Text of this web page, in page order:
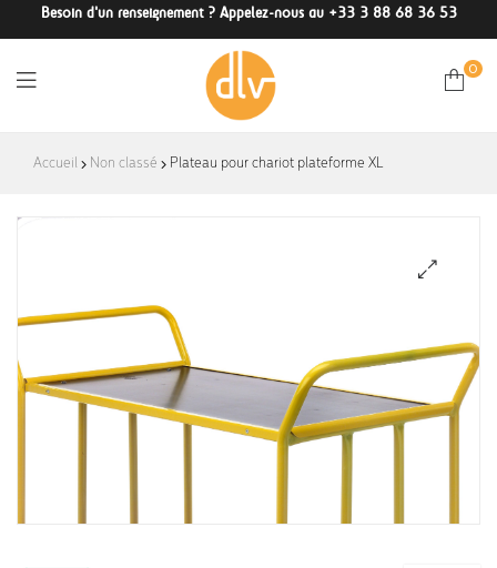
Besoin d'un renseignement ? Appelez-nous au +33 3 88 68 36 53
DLV-
0
Accueil Non classé Plateau pour chariot plateforme XL